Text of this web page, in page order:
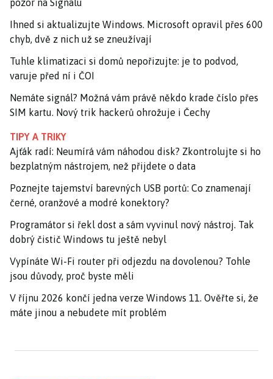
pozor na Signalu
Ihned si aktualizujte Windows. Microsoft opravil přes 600
chyb, dvě z nich už se zneužívají
Tuhle klimatizaci si domů nepořizujte: je to podvod,
varuje před ní i ČOI
Nemáte signál? Možná vám právě někdo krade číslo přes
SIM kartu. Nový trik hackerů ohrožuje i Čechy
TIPY A TRIKY
Ajťák radí: Neumírá vám náhodou disk? Zkontrolujte si ho
bezplatným nástrojem, než přijdete o data
Poznejte tajemství barevných USB portů: Co znamenají
černé, oranžové a modré konektory?
Programátor si řekl dost a sám vyvinul nový nástroj. Tak
dobrý čistič Windows tu ještě nebyl
Vypínáte Wi-Fi router při odjezdu na dovolenou? Tohle
jsou důvody, proč byste měli
V říjnu 2026 končí jedna verze Windows 11. Ověřte si, že
máte jinou a nebudete mít problém